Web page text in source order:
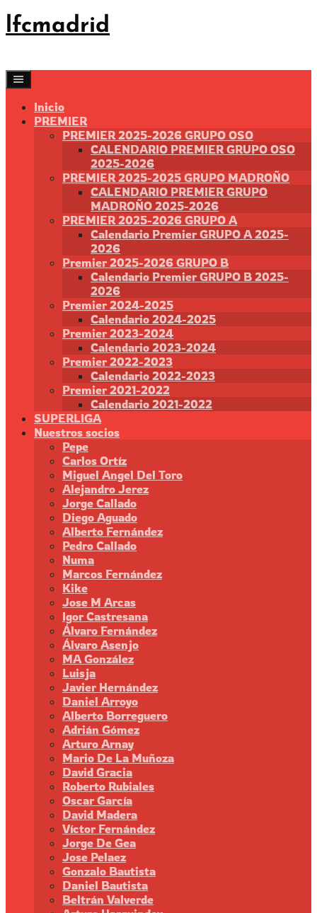
Saltar
al
lfcmadrid
Inicio
PREMIER
PREMIER 2025-2026 GRUPO OSO
CALENDARIO PREMIER GRUPO OSO
2025-2026
PREMIER 2025-2025 GRUPO MADROÑO
CALENDARIO PREMIER GRUPO
MADROÑO 2025-2026
PREMIER 2025-2026 GRUPO A
Calendario Premier GRUPO A 2025-
2026
Premier 2025-2026 GRUPO B
Calendario Premier GRUPO B 2025-
2026
Premier 2024-2025
Calendario 2024-2025
Premier 2023-2024
Calendario 2023-2024
Premier 2022-2023
Calendario 2022-2023
Premier 2021-2022
Calendario 2021-2022
SUPERLIGA
Nuestros socios
Pepe
Carlos Ortíz
Miguel Angel Del Toro
Alejandro Jerez
Jorge Callado
Diego Aguado
Alberto Fernández
Pedro Callado
Numa
Marcos Fernández
Kike
Jose M Arcas
Igor Castresana
Álvaro Fernández
Álvaro Asenjo
MA González
Luisja
Javier Hernández
Daniel Arroyo
Alberto Borreguero
Adrián Gómez
Arturo Arnay
Mario De La Muñoza
David Gracia
Roberto Rubiales
Oscar García
David Madera
Víctor Fernández
Jorge De Gea
Jose Pelaez
Gonzalo Bautista
Daniel Bautista
Beltrán Valverde